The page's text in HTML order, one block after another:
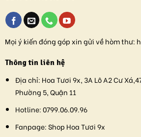
Mọi ý kiến đóng góp xin gửi về hòm thư:
Thông tin liên hệ
Địa chỉ: Hoa Tươi 9x, 3A Lô A2 Cư
Phường 5, Quận 11
Hotline:0799.06.09.96
Fanpage:Shop Hoa Tươi 9x